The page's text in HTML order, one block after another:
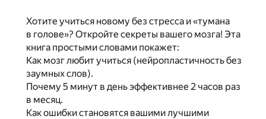
Хотите учиться новому без стресса и «тумана
в голове»? Откройте секреты вашего мозга! Эта
книга простыми словами покажет:
Как мозг любит учиться (нейропластичность без
заумных слов).
Почему 5 минут в день эффективнее 2 часов раз
в месяц.
Как ошибки становятся вашими лучшими